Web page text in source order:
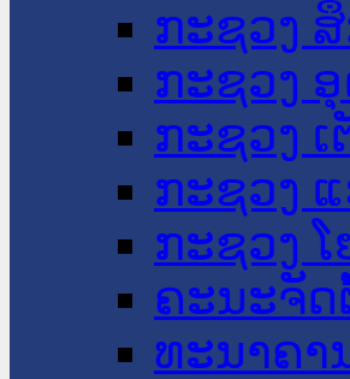
ກະຊວງ
ກະຊວງ
ກະຊວງ
ກະຊວງ
ກະຊວງ
ຄະນະຈັດ
ທະນາຄາ